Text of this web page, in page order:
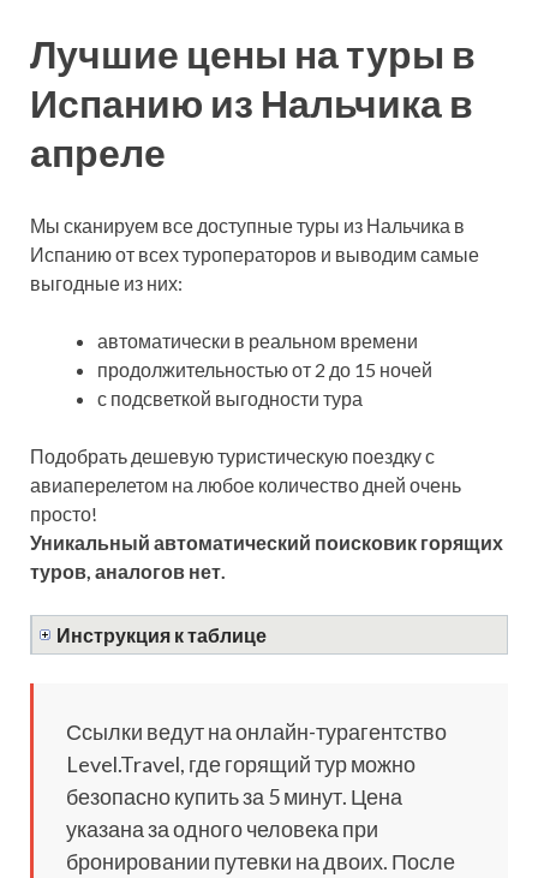
Лучшие цены на туры в
Испанию из Нальчика в
апреле
Мы сканируем все доступные туры из Нальчика в
Испанию от всех туроператоров и выводим самые
выгодные из них:
автоматически в реальном времени
продолжительностью от 2 до 15 ночей
с подсветкой выгодности тура
Подобрать дешевую туристическую поездку с
авиаперелетом на любое количество дней очень
просто!
Уникальный автоматический поисковик горящих
туров, аналогов нет.
Инструкция к таблице
Ссылки ведут на онлайн-турагентство
Level.Travel, где горящий тур можно
безопасно купить за 5 минут. Цена
указана за одного человека при
бронировании путевки на двоих. После